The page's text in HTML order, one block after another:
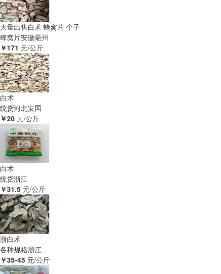
大量出售白术 蜂窝片 个子
蜂窝片安徽亳州
￥171 元/公斤
白术
统货河北安国
￥20 元/公斤
白术
统货浙江
￥31.5 元/公斤
浙白术
各种规格浙江
￥35-45 元/公斤